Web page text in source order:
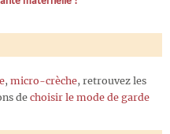
, micro-crèche, retrouvez les
de choisir le mode de garde